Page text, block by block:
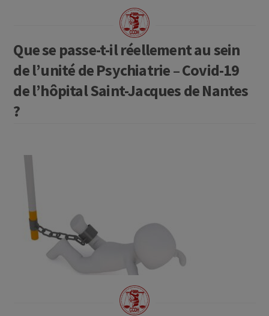
Que se passe-t-il réellement au sein
de l’unité de Psychiatrie – Covid-19
de l’hôpital Saint-Jacques de Nantes
?